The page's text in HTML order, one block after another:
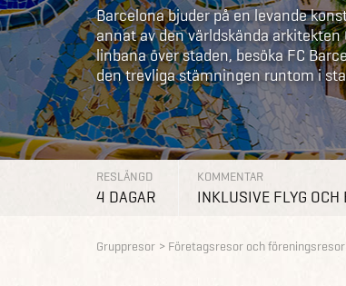
Barcelona bjuder på en levande
annat av den världskända
linbana över staden, besöka FC
den trevliga stämningen runtom i
RESLÄNGD
4 DAGAR
KOMMENTAR
INKLUSIVE FLYG OCH
Gruppresor Företagsresor och föreningsresor